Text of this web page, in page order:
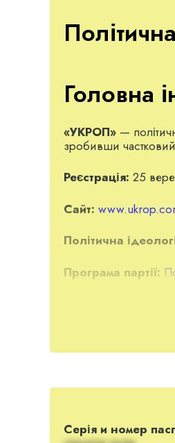
Головна
«УКРОП» —
зробивши
Реєстрація: 25
Сайт:
Політична
Програма партії:
Історія партії
Партія
цим
дозволило
Серія и номер